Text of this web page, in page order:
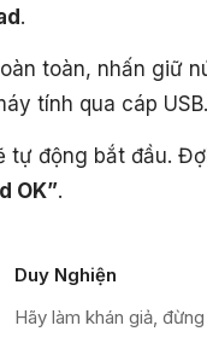
.
toàn, nhấn giữ
tính qua cáp USB.
tự động bắt đầu.
OK”.
Duy Nghiện
Hãy làm khán giả,